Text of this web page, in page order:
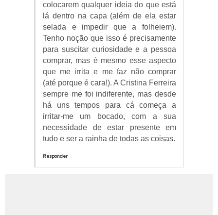
colocarem qualquer ideia do que está
lá dentro na capa (além de ela estar
selada e impedir que a folheiem).
Tenho noção que isso é precisamente
para suscitar curiosidade e a pessoa
comprar, mas é mesmo esse aspecto
que me irrita e me faz não comprar
(até porque é cara!). A Cristina Ferreira
sempre me foi indiferente, mas desde
há uns tempos para cá começa a
irritar-me um bocado, com a sua
necessidade de estar presente em
tudo e ser a rainha de todas as coisas.
Responder